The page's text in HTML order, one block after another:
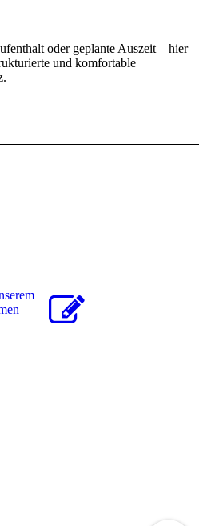
oder geplante Auszeit – hier
und komfortable